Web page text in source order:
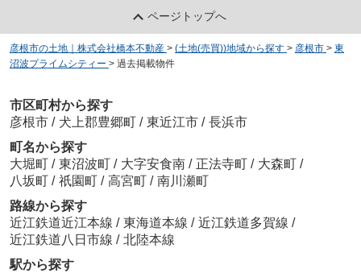
ページトップへ
彦根市の土地｜株式会社橋本不動産 > (土地(売買))地域から探す > 彦根市 > 東
沼波プライムシティー > 過去掲載物件
市区町村から探す
彦根市 / 犬上郡豊郷町 / 東近江市 / 長浜市
町名から探す
大堀町 / 東沼波町 / 大字安食南 / 正法寺町 / 大森町 /
八坂町 / 祇園町 / 高宮町 / 南川瀬町
路線から探す
近江鉄道近江本線 / 東海道本線 / 近江鉄道多賀線 /
近江鉄道八日市線 / 北陸本線
駅から探す